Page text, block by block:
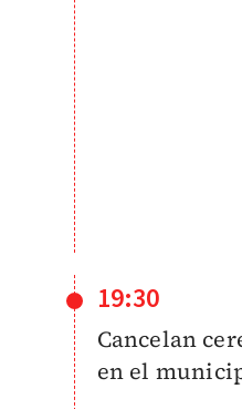
19:30
Cancelan
en el